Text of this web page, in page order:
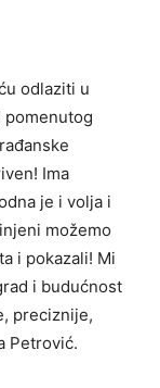
odlaziti u
pomenutog
Ima
je i volja i
možemo
i pokazali! Mi
i budućnost
preciznije,
Petrović.